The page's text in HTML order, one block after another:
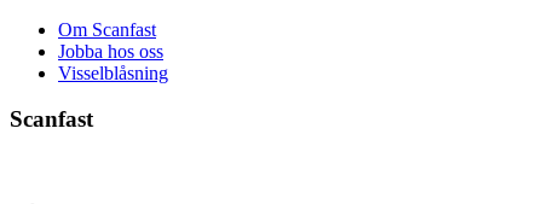
Om Scanfast
Jobba hos oss
Visselblåsning
Scanfast